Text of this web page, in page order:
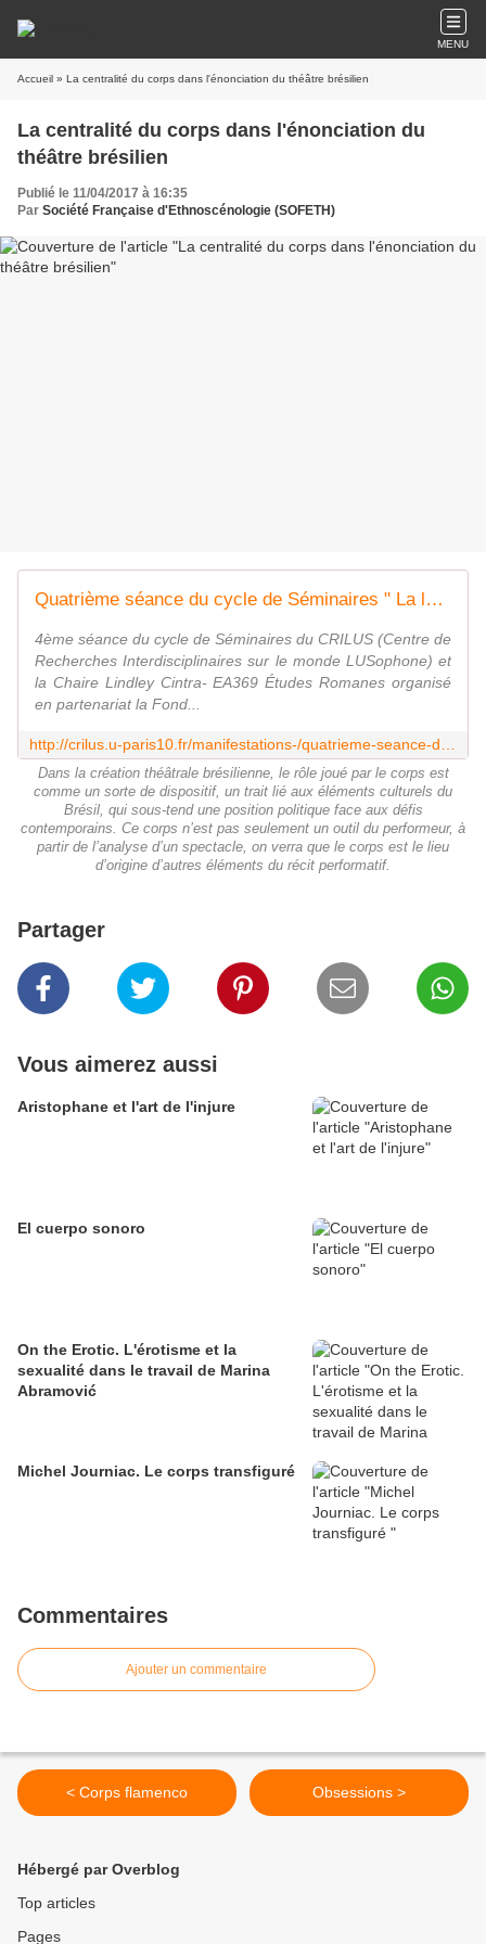
MENU
Accueil » La centralité du corps dans l'énonciation du théâtre brésilien
La centralité du corps dans l'énonciation du
théâtre brésilien
Publié le 11/04/2017 à 16:35
Par Société Française d'Ethnoscénologie (SOFETH)
Quatrième séance du cycle de Séminaires " La langue portugaise en cultures "
4ème séance du cycle de Séminaires du CRILUS (Centre de
Recherches Interdisciplinaires sur le monde LUSophone) et
la Chaire Lindley Cintra- EA369 Études Romanes organisé
en partenariat la Fond...
Dans la création théâtrale brésilienne, le rôle joué par le corps est
comme un sorte de dispositif, un trait lié aux éléments culturels du
Brésil, qui sous-tend une position politique face aux défis
contemporains. Ce corps n’est pas seulement un outil du performeur, à
partir de l’analyse d’un spectacle, on verra que le corps est le lieu
d’origine d’autres éléments du récit performatif.
Partager
Vous aimerez aussi
Aristophane et l'art de l'injure
El cuerpo sonoro
On the Erotic. L'érotisme et la
sexualité dans le travail de Marina
Abramović
Michel Journiac. Le corps transfiguré
Commentaires
Ajouter un commentaire
< Corps flamenco Obsessions >
Hébergé par Overblog
Top articles
Pages